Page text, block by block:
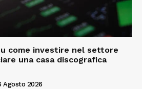
come investire nel settore
una casa discografica
Agosto 2026